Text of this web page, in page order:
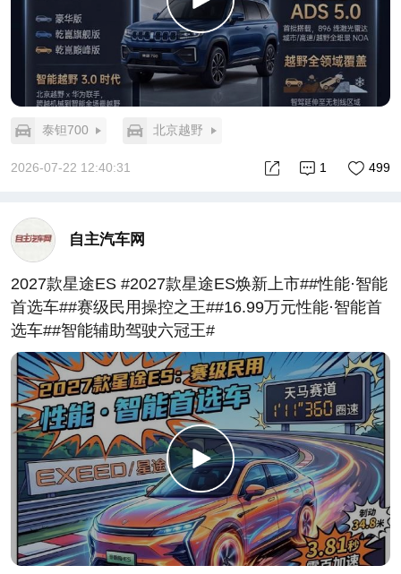
泰钽700 北京越野
2026-07-22 12:40:31 499
1
自主汽车网
2027款星途ES #2027款星途ES焕新上市##性能·智能
首选车##赛级民用操控之王##16.99万元性能·智能首
选车##智能辅助驾驶六冠王#